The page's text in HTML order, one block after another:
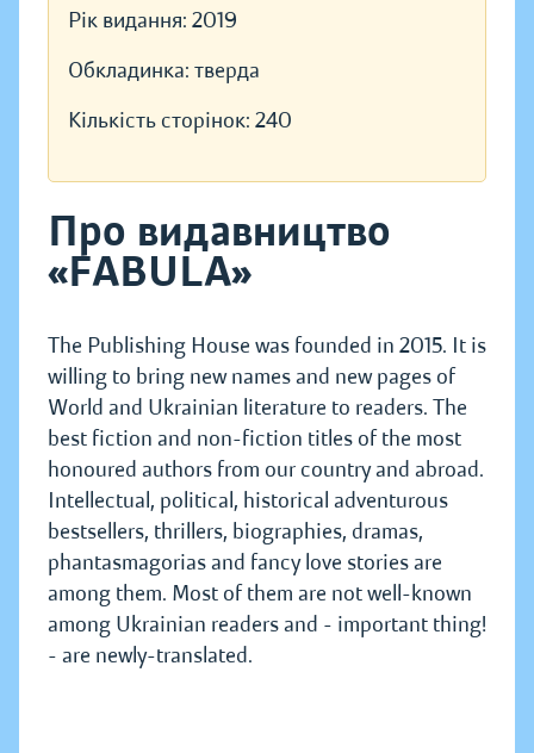
Рік видання: 2019
Обкладинка: тверда
Кількість сторінок: 240
Про видавництво
«FABULA»
The Publishing House was founded in 2015. It is
willing to bring new names and new pages of
World and Ukrainian literature to readers. The
best fiction and non-fiction titles of the most
honoured authors from our country and abroad.
Intellectual, political, historical adventurous
bestsellers, thrillers, biographies, dramas,
phantasmagorias and fancy love stories are
among them. Most of them are not well-known
among Ukrainian readers and - important thing!
- are newly-translated.